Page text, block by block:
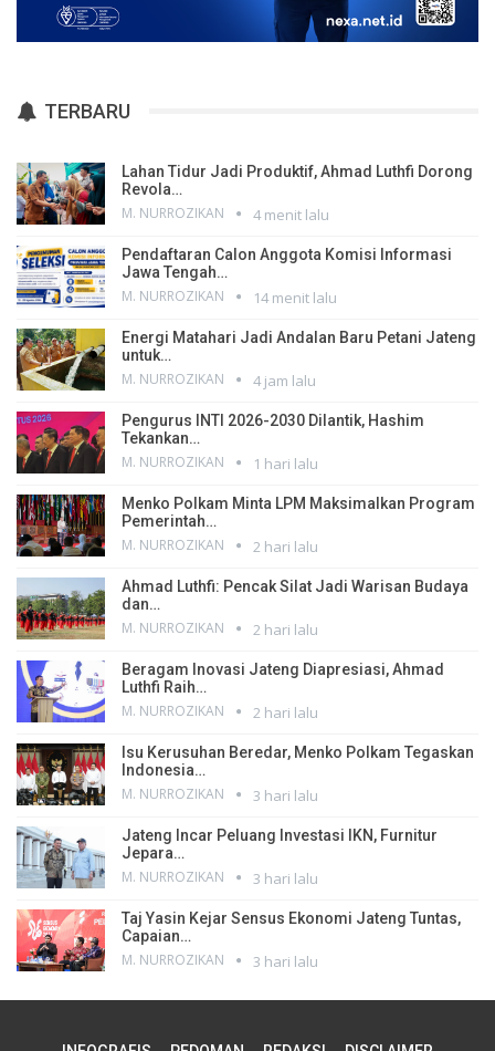
TERBARU
Lahan Tidur Jadi Produktif, Ahmad Luthfi Dorong
Revola…
M. NURROZIKAN 4 menit lalu
Pendaftaran Calon Anggota Komisi Informasi
Jawa Tengah…
M. NURROZIKAN 14 menit lalu
Energi Matahari Jadi Andalan Baru Petani Jateng
untuk…
M. NURROZIKAN 4 jam lalu
Pengurus INTI 2026-2030 Dilantik, Hashim
Tekankan…
M. NURROZIKAN 1 hari lalu
Menko Polkam Minta LPM Maksimalkan Program
Pemerintah…
M. NURROZIKAN 2 hari lalu
Ahmad Luthfi: Pencak Silat Jadi Warisan Budaya
dan…
M. NURROZIKAN 2 hari lalu
Beragam Inovasi Jateng Diapresiasi, Ahmad
Luthfi Raih…
M. NURROZIKAN 2 hari lalu
Isu Kerusuhan Beredar, Menko Polkam Tegaskan
Indonesia…
M. NURROZIKAN 3 hari lalu
Jateng Incar Peluang Investasi IKN, Furnitur
Jepara…
M. NURROZIKAN 3 hari lalu
Taj Yasin Kejar Sensus Ekonomi Jateng Tuntas,
Capaian…
M. NURROZIKAN 3 hari lalu